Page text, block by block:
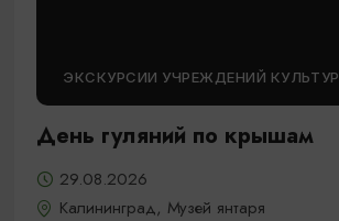
ЭКСКУРСИИ УЧРЕЖДЕНИЙ
День гуляний по крышам
29.08.2026
Калининград, Музей янтаря